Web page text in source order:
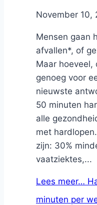
ByNicole
November 10,
Mensen gaan
afvallen*, of
Maar hoeveel,
genoeg voor
nieuwste
50 minuten
alle
met
zijn: 30%
vaatziektes,...
Lees meer…
minuten per